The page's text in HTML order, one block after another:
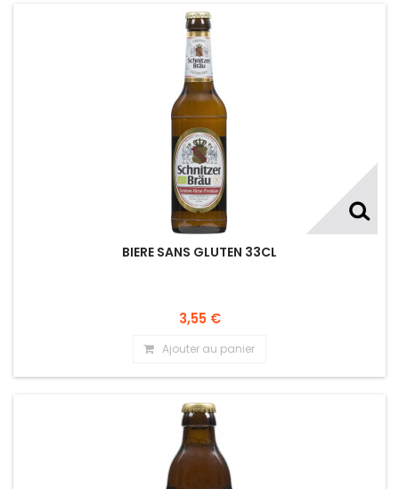
BIERE SANS GLUTEN 33CL
3,55 €
Ajouter au panier